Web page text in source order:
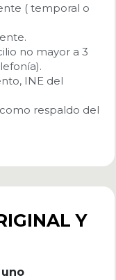
( temporal o
no mayor a 3
INE del
respaldo del
Y